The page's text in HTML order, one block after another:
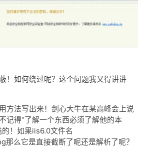
！如何绕过呢？这个问题我又得讲讲
方法写出来！剑心大牛在某高峰会上说
记得“了解一个东西必须了解他的本
！如果iis6.0文件名
么它是直接截断了呢还是解析了呢？